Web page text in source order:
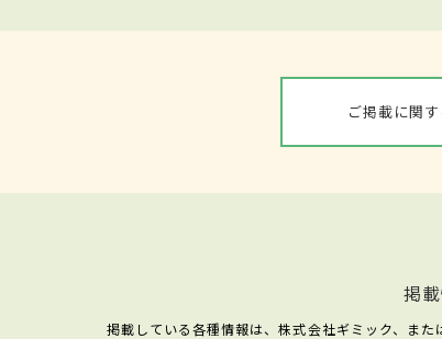
ご掲載に関
掲
掲載している各種情報は、株式会社ギミック、ま